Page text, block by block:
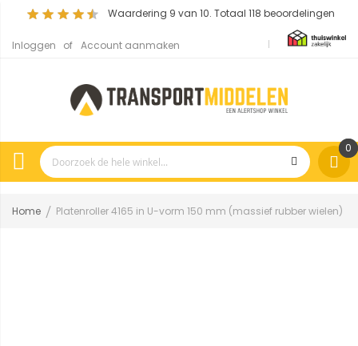
Waardering 9 van 10. Totaal 118 beoordelingen
Inloggen Account aanmaken
0
Home Platenroller 4165 in U-vorm 150 mm (massief rubber wielen)